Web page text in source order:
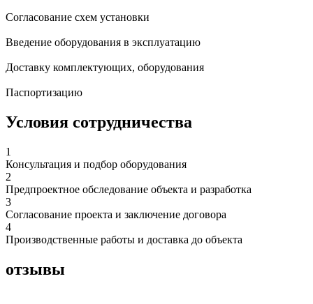
Согласование схем установки
Введение оборудования в эксплуатацию
Доставку комплектующих, оборудования
Паспортизацию
Условия сотрудничества
1
Консультация и подбор оборудования
2
Предпроектное обследование объекта и разработка
3
Согласование проекта и заключение договора
4
Производственные работы и доставка до объекта
отзывы